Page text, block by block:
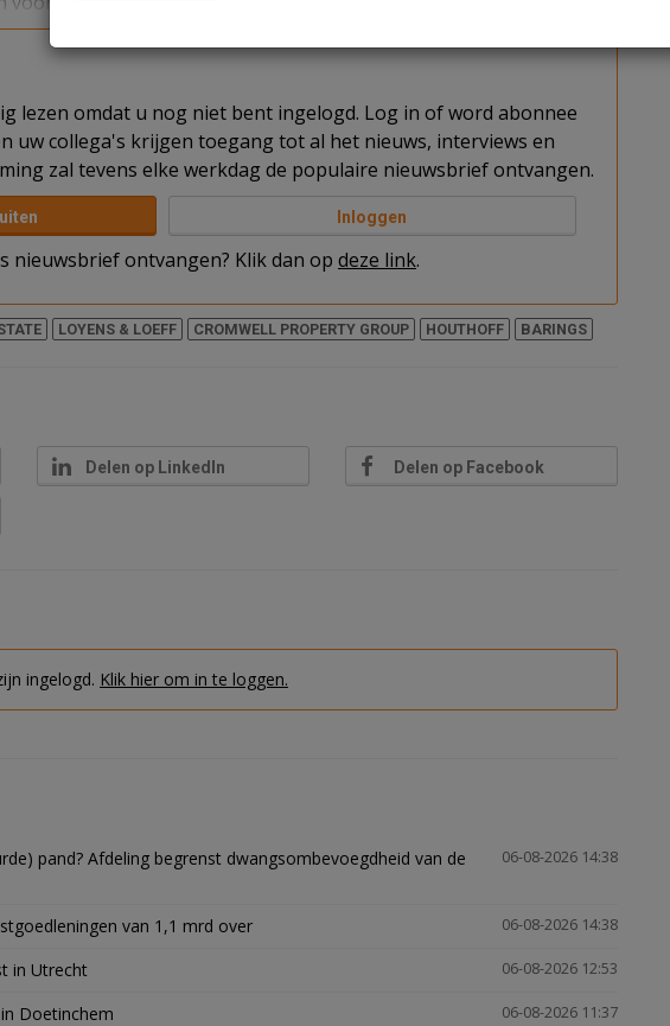
lezen omdat u nog niet bent ingelogd. Log in of word abonnee
uw collega's krijgen toegang tot al het nieuws, interviews en
zal tevens elke werkdag de populaire nieuwsbrief ontvangen.
Inloggen
nieuwsbrief ontvangen? Klik dan op deze link.
LOYENS & LOEFF CROMWELL PROPERTY GROUP HOUTHOFF BARINGS
Delen op LinkedIn Delen op Facebook
ingelogd. Klik hier om in te loggen.
06-08-2026 14:38
pand? Afdeling begrenst dwangsombevoegdheid van de
06-08-2026 14:38
van 1,1 mrd over
06-08-2026 12:53
in Utrecht
06-08-2026 11:37
Doetinchem